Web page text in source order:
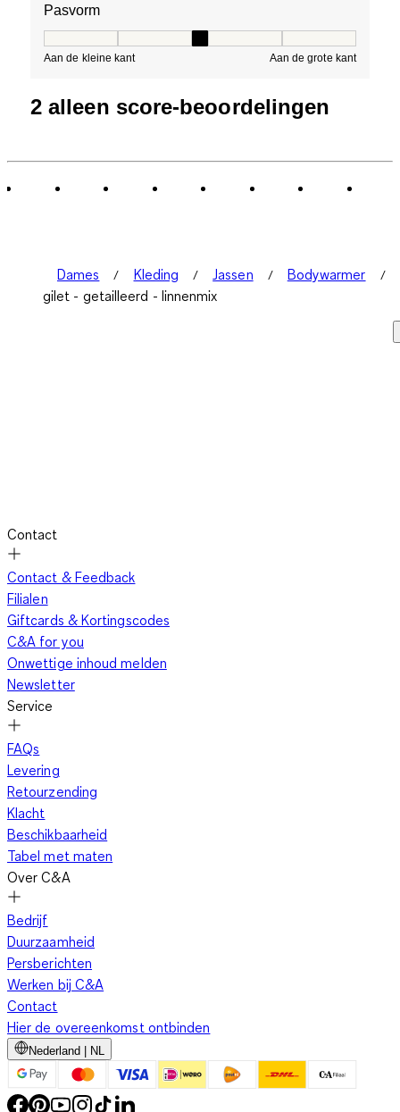
Pasvorm
Aan de kleine kant Aan de grote kant
2 alleen score-beoordelingen
Dames Kleding Jassen Bodywarmer
gilet - getailleerd - linnenmix
Contact
Contact & Feedback
Filialen
Giftcards & Kortingscodes
C&A for you
Onwettige inhoud melden
Newsletter
Service
FAQs
Levering
Retourzending
Klacht
Beschikbaarheid
Tabel met maten
Over C&A
Bedrijf
Duurzaamheid
Persberichten
Werken bij C&A
Contact
Hier de overeenkomst ontbinden
Nederland | NL